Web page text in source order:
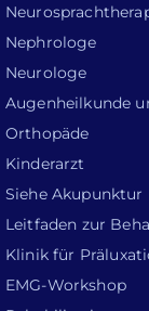
Nephrologe
Neurologe
Augenheilkunde
Orthopäde
Kinderarzt
Siehe Akupunktur
Leitfaden zur
Klinik für
EMG-Workshop